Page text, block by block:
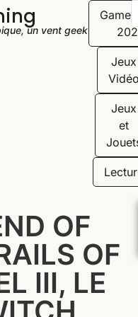
un vent geek"
Jeux
Jeux
et
OF
OF
III, LE